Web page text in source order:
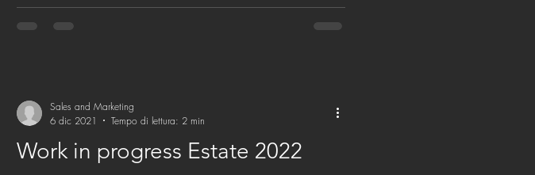
Work in progress Estate 2022
Sales and Marketing
6 dic 2021
Tempo di lettura: 2 min